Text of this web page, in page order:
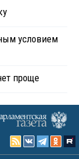
условием
проще